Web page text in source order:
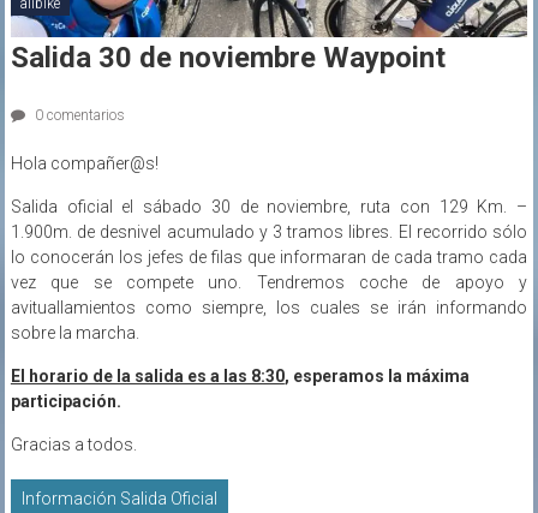
alibike
Salida 30 de noviembre Waypoint
0 comentarios
Hola compañer@s!
Salida oficial el sábado 30 de noviembre, ruta con 129 Km. –
1.900m. de desnivel acumulado y 3 tramos libres. El recorrido sólo
lo conocerán los jefes de filas que informaran de cada tramo cada
vez que se compete uno. Tendremos coche de apoyo y
avituallamientos como siempre, los cuales se irán informando
sobre la marcha.
El horario de la salida es a las 8:30, esperamos la máxima
participación.
Gracias a todos.
Información Salida Oficial